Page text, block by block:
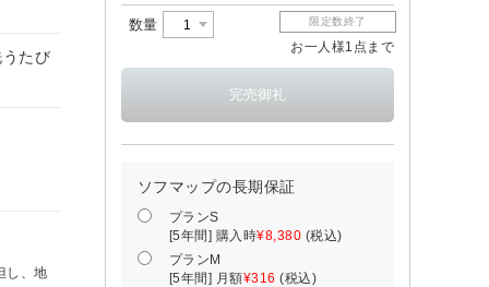
たび
し、地
数量 限定数終了
お一人様1点まで
ソフマップの長期保証
プランS
[5年間] 購入時¥8,380 (税込)
プランM
[5年間] 月額¥316 (税込)